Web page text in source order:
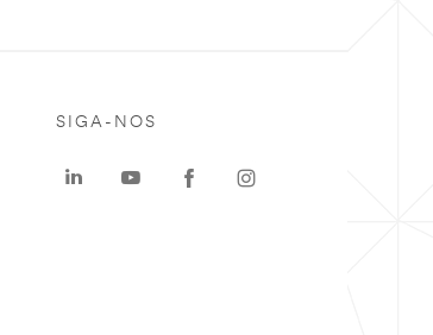
SIGA-NOS